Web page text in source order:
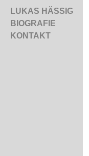
LUKAS HÄSSIG
BIOGRAFIE
KONTAKT